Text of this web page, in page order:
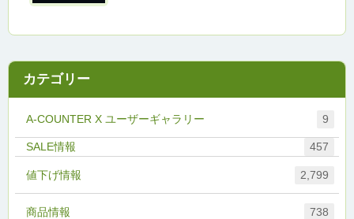
カテゴリー
A-COUNTER X ユーザーギャラリー 9
457
値下げ情報 2,799
商品情報 738